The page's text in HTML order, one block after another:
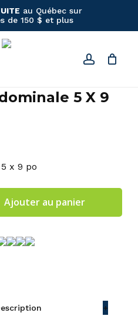
au Québec sur
de 150 $ et plus
account
5 X 9
x 9 po
Ajouter au panier